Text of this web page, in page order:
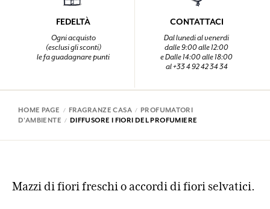
FEDELTÀ
Ogni acquisto
(esclusi gli sconti)
le fa guadagnare punti
CONTATTACI
Dal lunedi al venerdi
dalle 9:00 alle 12:00
e Dalle 14:00 alle 18:00
al +33 4 92 42 34 34
HOME PAGE FRAGRANZE CASA
PROFUMATORI
D'AMBIENTE
DIFFUSORE I FIORI DEL PROFUMIERE
Mazzi di fiori freschi o accordi di fiori selvatici.